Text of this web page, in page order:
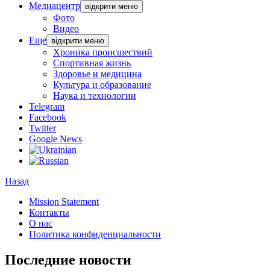
Медиацентр відкрити меню
Фото
Видео
Еще відкрити меню
Хроника происшествий
Спортивная жизнь
Здоровье и медицина
Культура и образование
Наука и технологии
Telegram
Facebook
Twitter
Google News
Назад
Mission Statement
Контакты
О нас
Политика конфиденциальности
Последние новости